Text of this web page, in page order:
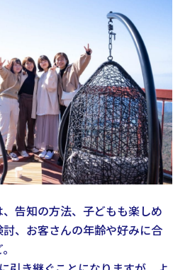
、告知の方法、子どもも楽しめ
、お客さんの年齢や好みに合